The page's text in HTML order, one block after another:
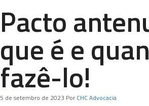
Pacto
que é e
fazê-lo!
5 de setembro de 2023 Por CHC Advocacia